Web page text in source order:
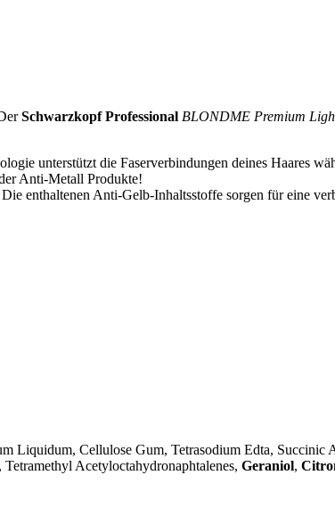
Schwarzkopf Professional BLONDME Premium
unterstützt die Faserverbindungen deines Haares
Anti-Metall Produkte!
enthaltenen Anti-Gelb-Inhaltsstoffe sorgen für eine
Liquidum, Cellulose Gum, Tetrasodium Edta, Succinic
Acetyloctahydronaphtalenes, Geraniol,